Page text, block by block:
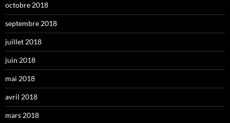
octobre 2018
septembre 2018
juillet 2018
juin 2018
mai 2018
avril 2018
mars 2018